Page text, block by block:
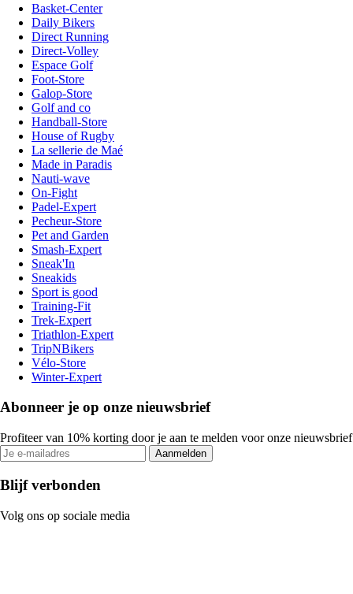
Basket-Center
Daily Bikers
Direct Running
Direct-Volley
Espace Golf
Foot-Store
Galop-Store
Golf and co
Handball-Store
House of Rugby
La sellerie de Maé
Made in Paradis
Nauti-wave
On-Fight
Padel-Expert
Pecheur-Store
Pet and Garden
Smash-Expert
Sneak'In
Sneakids
Sport is good
Training-Fit
Trek-Expert
Triathlon-Expert
TripNBikers
Vélo-Store
Winter-Expert
Abonneer je op onze nieuwsbrief
Profiteer van 10% korting door je aan te melden voor onze nieuwsbrief
Aanmelden
Blijf verbonden
Volg ons op sociale media